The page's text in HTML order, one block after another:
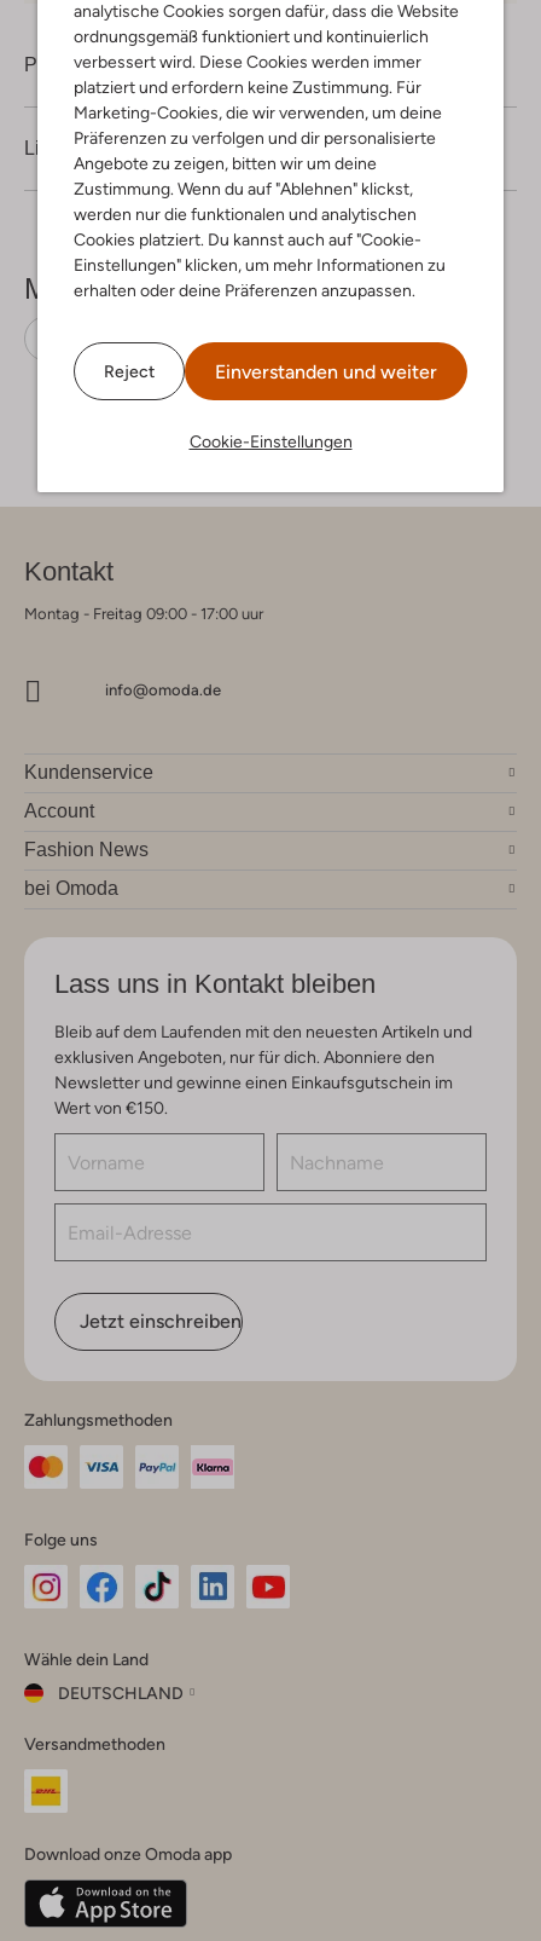
analytische Cookies sorgen dafür, dass die Website
ordnungsgemäß funktioniert und kontinuierlich
verbessert wird. Diese Cookies werden immer
platziert und erfordern keine Zustimmung. Für
Marketing-Cookies, die wir verwenden, um deine
Präferenzen zu verfolgen und dir personalisierte
Angebote zu zeigen, bitten wir um deine
Zustimmung. Wenn du auf "Ablehnen" klickst,
werden nur die funktionalen und analytischen
Cookies platziert. Du kannst auch auf "Cookie-
Einstellungen" klicken, um mehr Informationen zu
erhalten oder deine Präferenzen anzupassen.
Reject Einverstanden und weiter
Cookie-Einstellungen
Produktinformation
Lieferung & Rückgabe
Mehr sehen
Sneaker Low Puma Wildleder
Kontakt
Montag - Freitag 09:00 - 17:00 uur
info@omoda.de
Kundenservice
Account
Fashion News
bei Omoda
Lass uns in Kontakt bleiben
Bleib auf dem Laufenden mit den neuesten Artikeln und
exklusiven Angeboten, nur für dich. Abonniere den
Newsletter und gewinne einen Einkaufsgutschein im
Wert von €150.
Jetzt einschreiben
Zahlungsmethoden
Folge uns
Instagram
Facebook
TikTok
Wähle dein Land
DEUTSCHLAND
dein
Land
Belgique(Français)
Deutschland
Versandmethoden
Download onze Omoda app